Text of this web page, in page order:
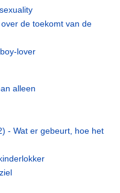
de toekomt van de
lover
alleen
- Wat er gebeurt, hoe het